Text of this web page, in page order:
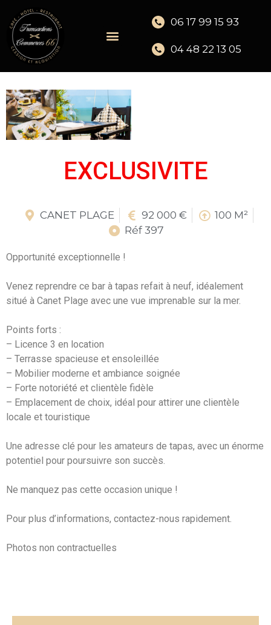
06 17 99 15 93
04 48 22 13 05
EXCLUSIVITE
CANET PLAGE 92 000 €
100 M²
Réf 397
Opportunité exceptionnelle !
Venez reprendre ce bar à tapas refait à neuf, idéalement
situé à Canet Plage avec une vue imprenable sur la mer.
Points forts :
– Licence 3 en location
– Terrasse spacieuse et ensoleillée
– Mobilier moderne et ambiance soignée
– Forte notoriété et clientèle fidèle
– Emplacement de choix, idéal pour attirer une clientèle
locale et touristique
Une adresse clé pour les amateurs de tapas, avec un énorme
potentiel pour poursuivre son succès.
Ne manquez pas cette occasion unique !
Pour plus d’informations, contactez-nous rapidement.
Photos non contractuelles